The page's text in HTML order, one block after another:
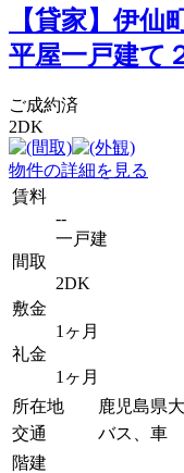
【貸家】伊
平屋一戸建て
ご成約済
2DK
物件の詳細を見る
賃料
--
一戸建
間取
2DK
敷金
1ヶ月
礼金
1ヶ月
所在地
鹿児島県
交通
バス、車
階建